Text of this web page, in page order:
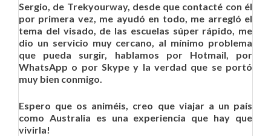
Sergio, de Trekyourway, desde que contacté con él
por primera vez, me ayudó en todo, me arregló el
tema del visado, de las escuelas súper rápido, me
dio un servicio muy cercano, al mínimo problema
que pueda surgir, hablamos por Hotmail, por
WhatsApp o por Skype y la verdad que se portó
muy bien conmigo.
Espero que os animéis, creo que viajar a un país
como Australia es una experiencia que hay que
vivirla!